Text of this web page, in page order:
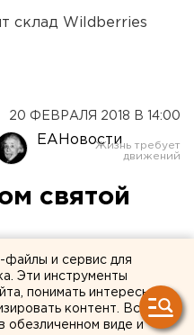
склад Wildberries
20 ФЕВРАЛЯ 2018 В 14:00
ЕАНовости
святой
обустроят
файлы и сервис для
Эти инструменты
понимать интересы
контент. Вся
обезличенном виде и